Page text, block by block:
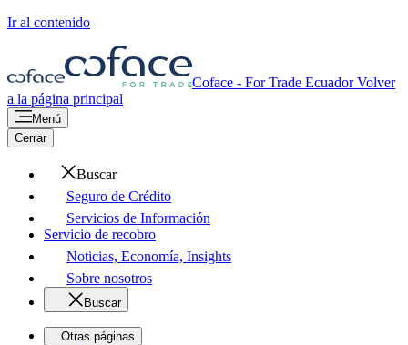
Ir al contenido
Coface - For Trade EcuadorVolver
a la página principal
Menú
Cerrar
Buscar
Seguro de Crédito
Servicios de Información
Servicio de recobro
Noticias, Economía, Insights
Sobre nosotros
Buscar
Otras páginas